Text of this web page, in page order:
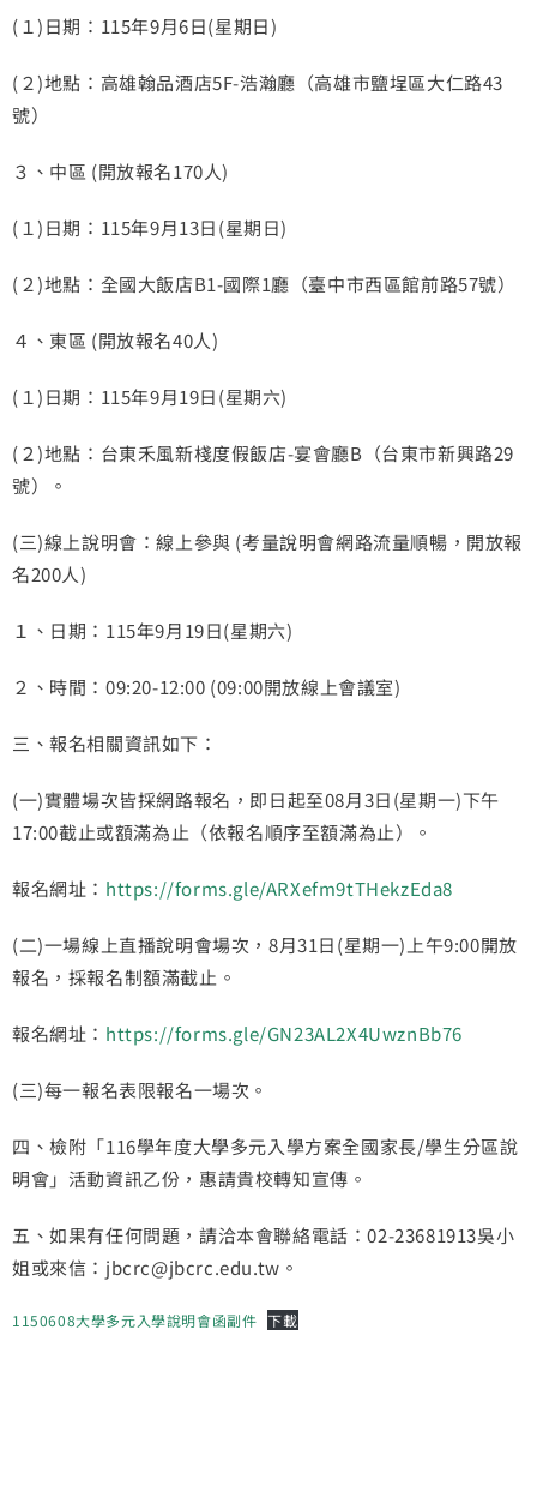
(１)日期：115年9月6日(星期日)
(２)地點：高雄翰品酒店5F-浩瀚廳（高雄市鹽埕區大仁路43
號）
３、中區 (開放報名170人)
(１)日期：115年9月13日(星期日)
(２)地點：全國大飯店B1-國際1廳（臺中市西區館前路57號）
４、東區 (開放報名40人)
(１)日期：115年9月19日(星期六)
(２)地點：台東禾風新棧度假飯店-宴會廳B（台東市新興路29
號）。
(三)線上說明會：線上參與 (考量說明會網路流量順暢，開放報
名200人)
１、日期：115年9月19日(星期六)
２、時間：09:20-12:00 (09:00開放線上會議室)
三、報名相關資訊如下：
(一)實體場次皆採網路報名，即日起至08月3日(星期一)下午
17:00截止或額滿為止（依報名順序至額滿為止）。
報名網址： https://forms.gle/ARXefm9tTHekzEda8
(二)一場線上直播說明會場次，8月31日(星期一)上午9:00開放
報名，採報名制額滿截止。
報名網址： https://forms.gle/GN23AL2X4UwznBb76
(三)每一報名表限報名一場次。
四、檢附「116學年度大學多元入學方案全國家長/學生分區說
明會」活動資訊乙份，惠請貴校轉知宣傳。
五、如果有任何問題，請洽本會聯絡電話：02-23681913吳小
姐或來信：jbcrc@jbcrc.edu.tw。
1150608大學多元入學說明會函副件 下載